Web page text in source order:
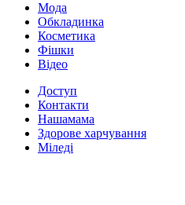
Мода
Обкладинка
Косметика
Фішки
Відео
Доступ
Контакти
Нашамама
Здорове харчування
Міледі